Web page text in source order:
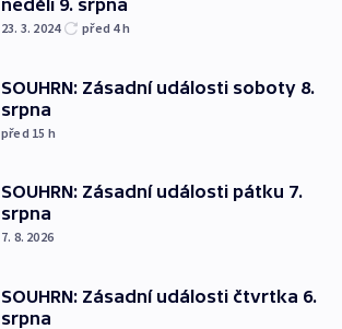
neděli 9. srpna
23. 3. 2024 před 4h
SOUHRN: Zásadní události soboty 8.
srpna
před 15 h
SOUHRN: Zásadní události pátku 7.
srpna
7. 8. 2026
SOUHRN: Zásadní události čtvrtka 6.
srpna